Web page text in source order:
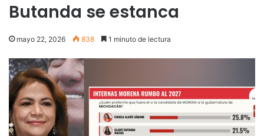
Butanda se estanca
mayo 22, 2026 838 1 minuto de lectura